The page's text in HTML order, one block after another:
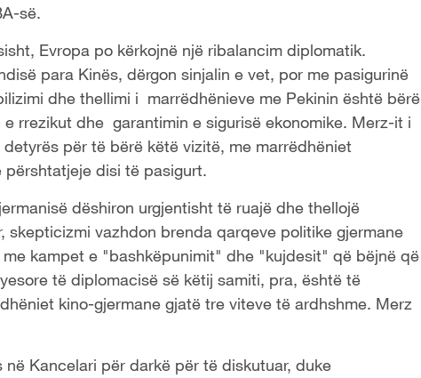
së.
Evropa po kërkojnë një ribalancim diplomatik.
para Kinës, dërgon sinjalin e vet, por me pasigurinë
dhe thellimi i marrëdhënieve me Pekinin është bërë
rrezikut dhe garantimin e sigurisë ekonomike. Merz-it i
për të bërë këtë vizitë, me marrëdhëniet
disi të pasigurt.
dëshiron urgjentisht të ruajë dhe thellojë
skepticizmi vazhdon brenda qarqeve politike gjermane
kampet e "bashkëpunimit" dhe "kujdesit" që bëjnë që
të diplomacisë së këtij samiti, pra, është të
kino-gjermane gjatë tre viteve të ardhshme. Merz
Kancelari për darkë për të diskutuar, duke